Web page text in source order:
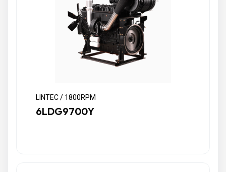
LINTEC / 1800RPM
6LDG9700Y